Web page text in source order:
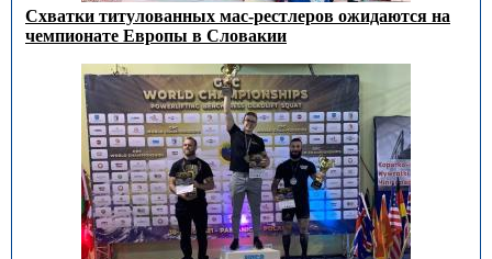
Схватки титулованных мас-рестлеров ожидаются на
чемпионате Европы в Словакии